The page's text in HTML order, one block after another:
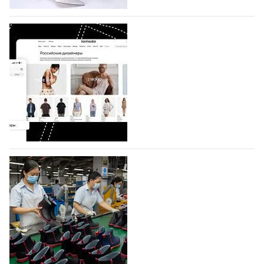
07.08.2026 573
BALLINA представит свои новинки на Euro
Shoes
Компания BALLINA Guangzhou Lihuang Footwear
Co., Ltd., основанная в 2011 году и расположенная в
Гуанчжоу, столице моды Китая, является
профессиональной обувной компанией,
объединяющей разработку, производство и…
07.08.2026 426
На платформе Lamoda - новый раздел и
условия продвижения локальных
дизайнерских марок
Российский маркетплейс Lamoda решил обновить
раздел для продажи продукции локальных
дизайнерских марок одежды, обуви и аксессуаров.